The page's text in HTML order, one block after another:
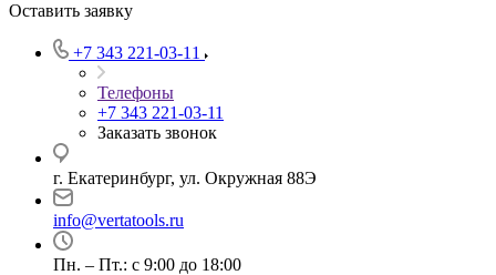
Оставить заявку
+7 343 221-03-11
Телефоны
+7 343 221-03-11
Заказать звонок
г. Екатеринбург, ул. Окружная 88Э
info@vertatools.ru
Пн. – Пт.: с 9:00 до 18:00